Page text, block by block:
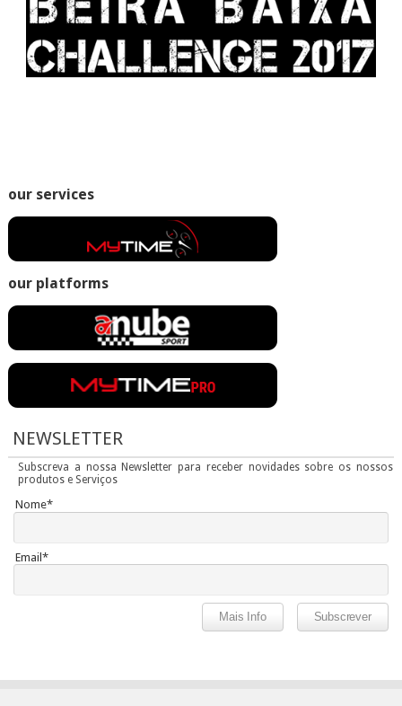
our services
our platforms
NEWSLETTER
Subscreva a nossa Newsletter para receber novidades sobre os nossos
produtos e Serviços
Nome*
Email*